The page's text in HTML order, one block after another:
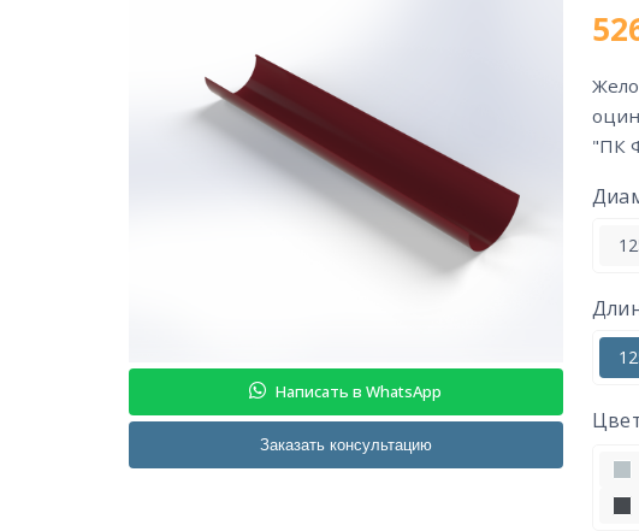
Написать в WhatsApp
Заказать консультацию
желоб водосточный диаметр 180 мм L=1250мм RAL RAL 3005 из
"ПК